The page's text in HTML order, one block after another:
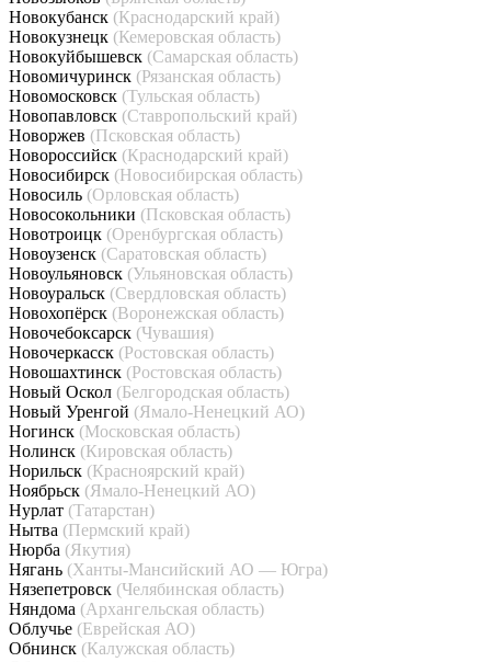
Новокубанск (Краснодарский край)
Новокузнецк (Кемеровская область)
Новокуйбышевск (Самарская область)
Новомичуринск (Рязанская область)
Новомосковск (Тульская область)
Новопавловск (Ставропольский край)
Новоржев (Псковская область)
Новороссийск (Краснодарский край)
Новосибирск (Новосибирская область)
Новосиль (Орловская область)
Новосокольники (Псковская область)
Новотроицк (Оренбургская область)
Новоузенск (Саратовская область)
Новоульяновск (Ульяновская область)
Новоуральск (Свердловская область)
Новохопёрск (Воронежская область)
Новочебоксарск (Чувашия)
Новочеркасск (Ростовская область)
Новошахтинск (Ростовская область)
Новый Оскол (Белгородская область)
Новый Уренгой (Ямало-Ненецкий АО)
Ногинск (Московская область)
Нолинск (Кировская область)
Норильск (Красноярский край)
Ноябрьск (Ямало-Ненецкий АО)
Нурлат (Татарстан)
Нытва (Пермский край)
Нюрба (Якутия)
Нягань (Ханты-Мансийский АО — Югра)
Нязепетровск (Челябинская область)
Няндома (Архангельская область)
Облучье (Еврейская АО)
Обнинск (Калужская область)